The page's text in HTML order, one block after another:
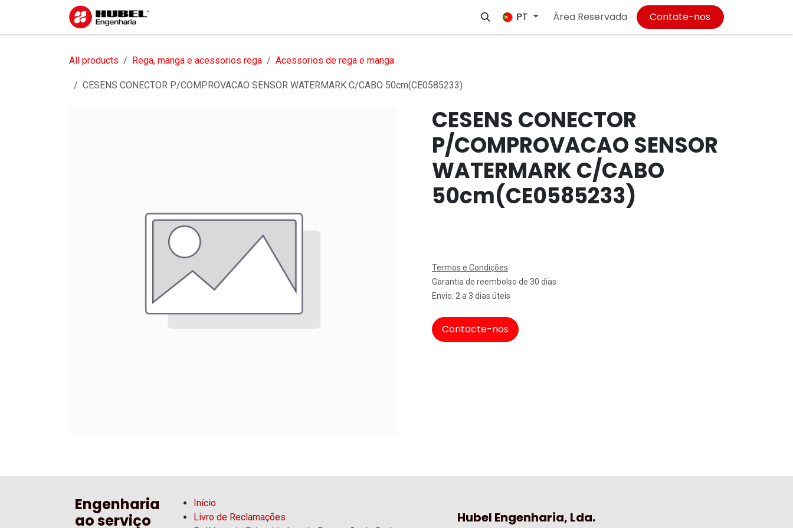
Pular para o conteúdo
Empregos
PT Área Reservada Contate-nos
All products Rega, manga e acessorios rega Acessorios de rega e manga
CESENS CONECTOR P/COMPROVACAO SENSOR WATERMARK C/CABO 50cm(CE0585233)
CESENS CONECTOR
P/COMPROVACAO SENSOR
WATERMARK C/CABO
50cm(CE0585233)
Termos e Condições
Garantia de reembolso de 30 dias
Envio: 2 a 3 dias úteis
Contacte-nos
Hubel Engenharia, Lda.
Engenharia
ao serviço
Início
Livro de Reclamações